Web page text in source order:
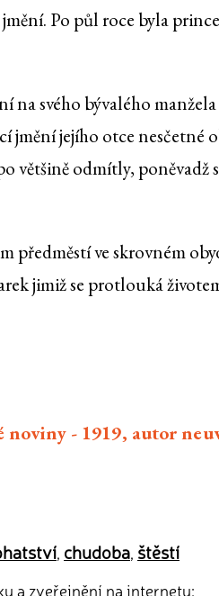
Po půl roce byla
na svého bývalého
jmění jejího otce nesčetné
většině odmítly,
předměstí ve skrovném
jimiž se protlouká
- 1919, autor
, chudoba, štěstí
a zveřejnění na internetu: